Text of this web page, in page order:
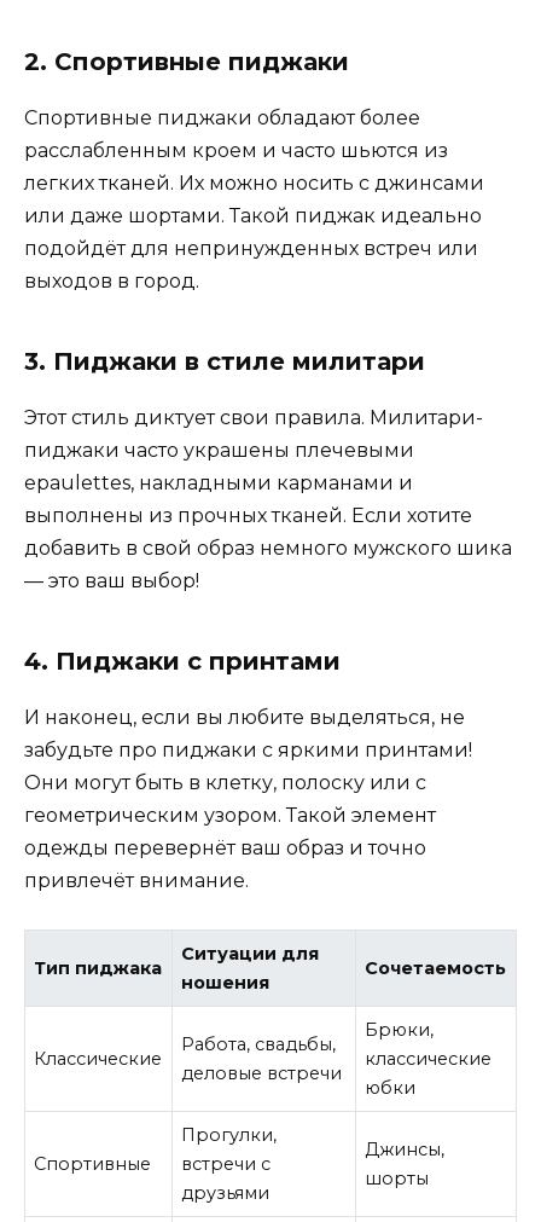
2. Спортивные пиджаки
Спортивные пиджаки обладают более
расслабленным кроем и часто шьются из
легких тканей. Их можно носить с джинсами
или даже шортами. Такой пиджак идеально
подойдёт для непринужденных встреч или
выходов в город.
3. Пиджаки в стиле милитари
Этот стиль диктует свои правила. Милитари-
пиджаки часто украшены плечевыми
epaulettes, накладными карманами и
выполнены из прочных тканей. Если хотите
добавить в свой образ немного мужского шика
— это ваш выбор!
4. Пиджаки с принтами
И наконец, если вы любите выделяться, не
забудьте про пиджаки с яркими принтами!
Они могут быть в клетку, полоску или с
геометрическим узором. Такой элемент
одежды перевернёт ваш образ и точно
привлечёт внимание.
Тип пиджака
Ситуации для
ношения
Сочетаемость
Классические
Работа, свадьбы,
деловые встречи
Брюки,
классические
юбки
Спортивные
Прогулки,
встречи с
друзьями
Джинсы,
шорты